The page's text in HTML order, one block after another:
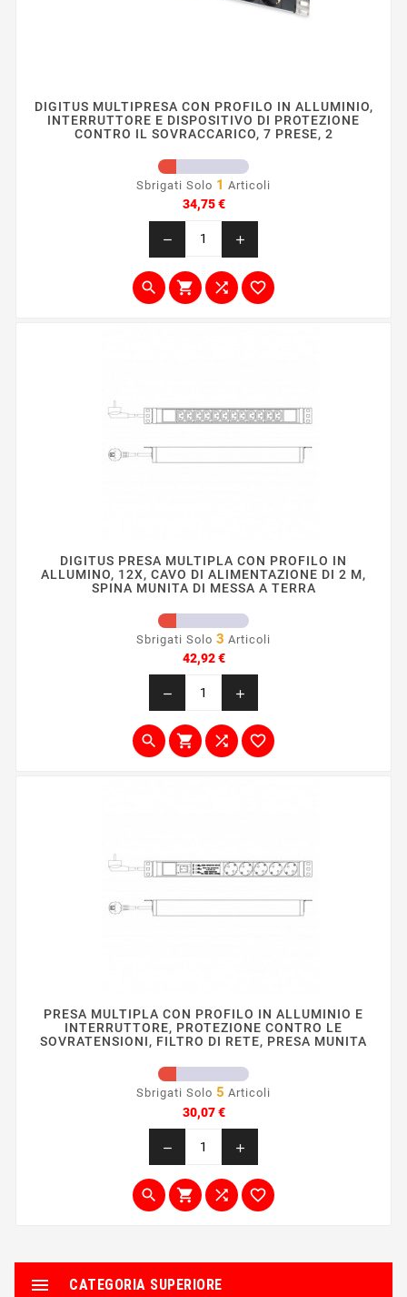
DIGITUS MULTIPRESA CON PROFILO IN ALLUMINIO,
INTERRUTTORE E DISPOSITIVO DI PROTEZIONE
CONTRO IL SOVRACCARICO, 7 PRESE, 2
Sbrigati Solo 1 Articoli
34,75 €Prezzo
remove add
   
DIGITUS PRESA MULTIPLA CON PROFILO IN
ALLUMINO, 12X, CAVO DI ALIMENTAZIONE DI 2 M,
SPINA MUNITA DI MESSA A TERRA
Sbrigati Solo 3 Articoli
42,92 €Prezzo
remove add
   
PRESA MULTIPLA CON PROFILO IN ALLUMINIO E
INTERRUTTORE, PROTEZIONE CONTRO LE
SOVRATENSIONI, FILTRO DI RETE, PRESA MUNITA
Sbrigati Solo 5 Articoli
30,07 €Prezzo
remove add
   
CATEGORIA SUPERIORE
